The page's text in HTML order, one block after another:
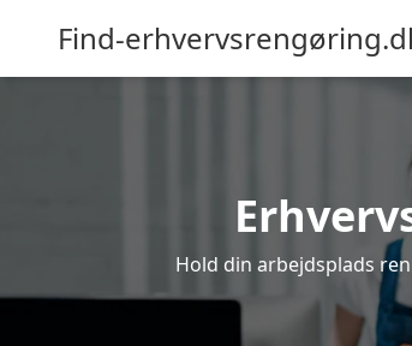
Find-
Hold din arbejdsplads